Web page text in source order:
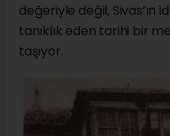
değeriyle değil, Sivas’ın
tanıklık eden tarihi bir
taşıyor.